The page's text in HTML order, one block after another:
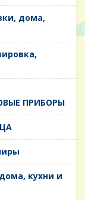
дома,
ПРИБОРЫ
кухни и